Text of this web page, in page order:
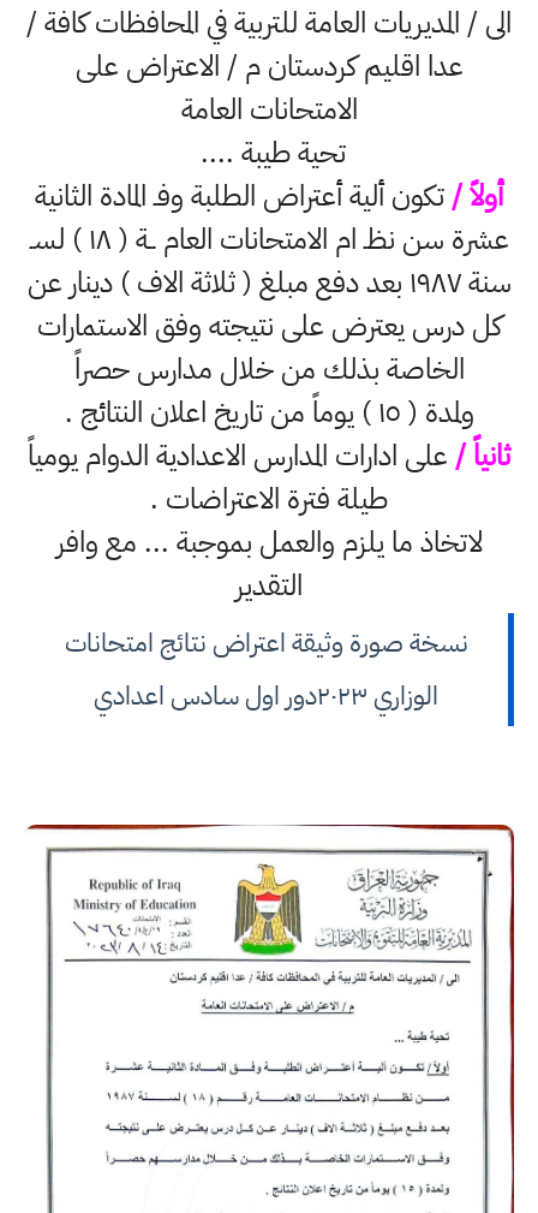
الى / المديريات العامة للتربية في المحافظات كافة /
عدا اقليم كردستان م / الاعتراض على
الامتحانات العامة
تحية طيبة ....
أولاً /تكون ألية أعتراض الطلبة وفـ المادة الثانية
عشرة سن نظـ ام الامتحانات العام ــة ( ۱۸ ) لسـ
سنة ١٩٨٧ بعد دفع مبلغ ( ثلاثة الاف ) دينار عن
كل درس يعترض على نتيجته وفق الاستمارات
الخاصة بذلك من خلال مدارس حصراً
ولمدة ( ١٥ ) يوماً من تاريخ اعلان النتائج .
ثانياً /على ادارات المدارس الاعدادية الدوام يومياً
طيلة فترة الاعتراضات .
لاتخاذ ما يلزم والعمل بموجبة ... مع وافر
التقدير
نسخة صورة وثيقة اعتراض نتائج امتحانات
الوزاري ٢٠٢٣دور اول سادس اعدادي